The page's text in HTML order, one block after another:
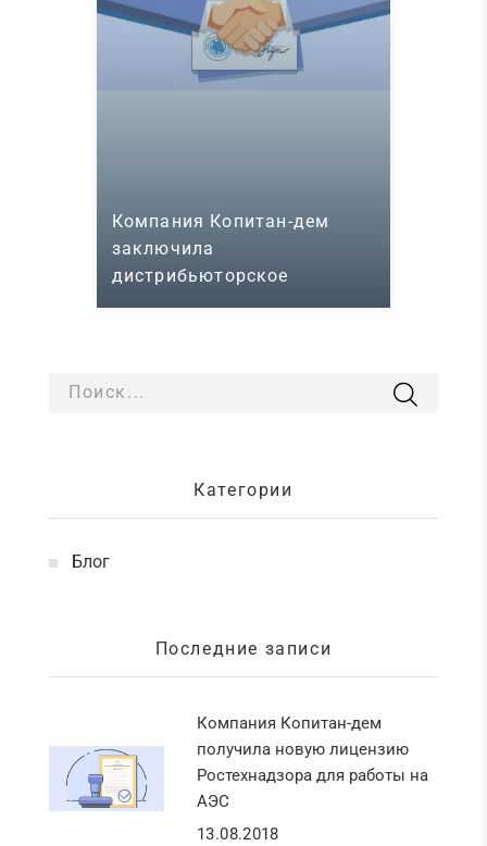
Компания Копитан-дем
заключила
дистрибьюторское
соглашение с компанией
Поиск...
Категории
Блог
Последние записи
Компания Копитан-дем
получила новую лицензию
Ростехнадзора для работы на
АЭС
13.08.2018